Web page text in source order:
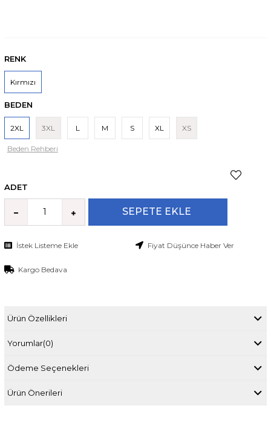
RENK
Kırmızı
BEDEN
2XL 3XL L M S XL XS
Beden Rehberi
ADET
İstek Listeme Ekle Fiyat Düşünce Haber Ver
Kargo Bedava
Ürün Özellikleri
Yorumlar(0)
Ödeme Seçenekleri
Ürün Önerileri